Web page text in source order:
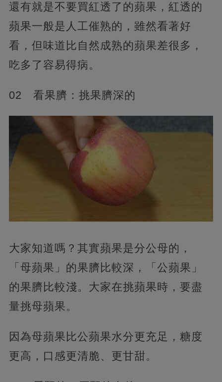
還有就是不要買紅透了的蘋果，紅透的
蘋果一般是人工催熟的，雖然看著好
看，但味道比自然成熟的蘋果差很多，
吃多了容易得病。
02 看果臍：挑果臍深的
大家知道嗎？其實蘋果是分公母的，
「母蘋果」的果臍比較深，「公蘋果」
的果臍比較淺。大家在挑蘋果時，要盡
量挑母蘋果。
因為母蘋果比公蘋果水分更充足，糖度
更高，口感更清脆、更甘甜。